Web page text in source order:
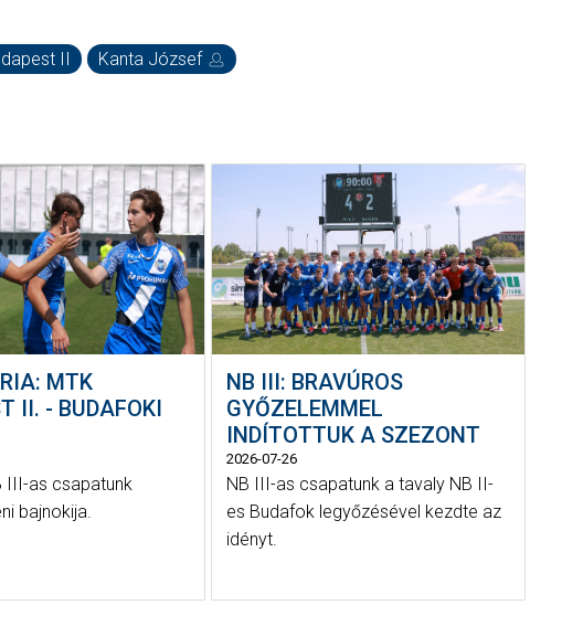
II Kanta József
MTK
II. - BUDAFOKI
III-as csapatunk
bajnokija.
NB III: BRAVÚROS
GYŐZELEMMEL
INDÍTOTTUK A SZEZONT
2026-07-26
NB III-as csapatunk a tavaly NB II-
es Budafok legyőzésével kezdte az
idényt.